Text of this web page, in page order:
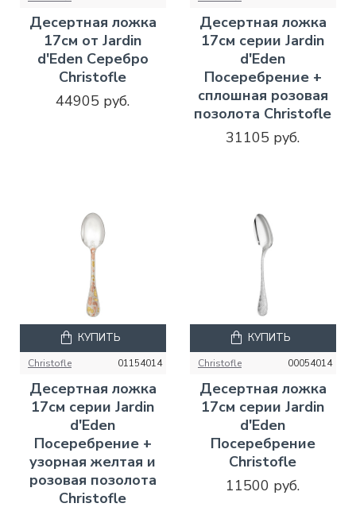
Десертная ложка
17см от Jardin
d'Eden Серебро
Christofle
44905 руб.
Десертная ложка
17см серии Jardin
d'Eden
Посеребрение +
сплошная розовая
позолота Christofle
31105 руб.
Christofle 01154014
Десертная ложка
17см серии Jardin
d'Eden
Посеребрение +
узорная желтая и
розовая позолота
Christofle
КУПИТЬ
Christofle 00054014
Десертная ложка
17см серии Jardin
d'Eden
Посеребрение
Christofle
11500 руб.
КУПИТЬ